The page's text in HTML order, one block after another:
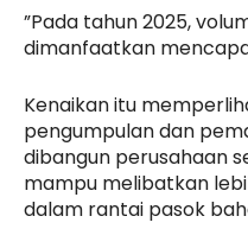
”Pada tahun 2025,
dimanfaatkan
Kenaikan itu
pengumpulan dan
dibangun perusahaan
mampu melibatkan
dalam rantai pasok